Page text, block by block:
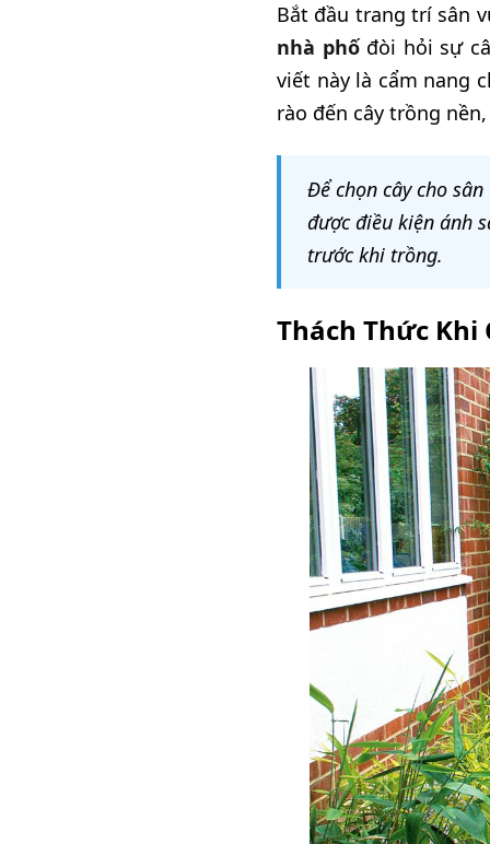
Bắt đầu trang trí sân
nhà phốđòi hỏi sự
viết này là cẩm nang
rào đến cây trồng
Để chọn cây cho
được điều kiện ánh
trước khi trồng.
Thách Thức Khi